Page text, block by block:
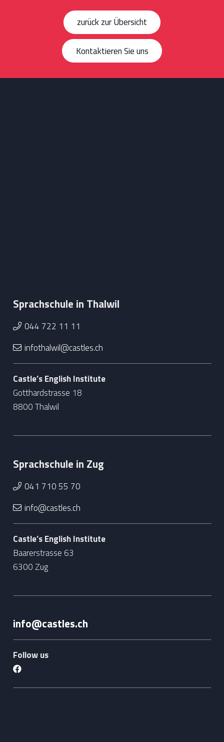
zurück zur Übersicht
Kontaktieren Sie uns
Sprachschule in Thalwil
044 722 11 11
infothalwil@castles.ch
Castle’s English Institute
Gotthardstrasse 18
8800 Thalwil
Sprachschule in Zug
041 710 55 70
info@castles.ch
Castle’s English Institute
Baarerstrasse 63
6300 Zug
info@castles.ch
Follow us